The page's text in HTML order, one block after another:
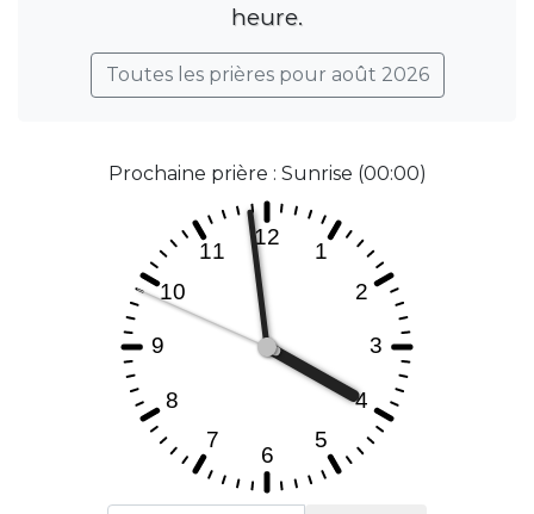
heure.
Toutes les prières pour août 2026
Prochaine prière : Sunrise (00:00)